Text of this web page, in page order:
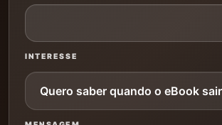
INTERESSE